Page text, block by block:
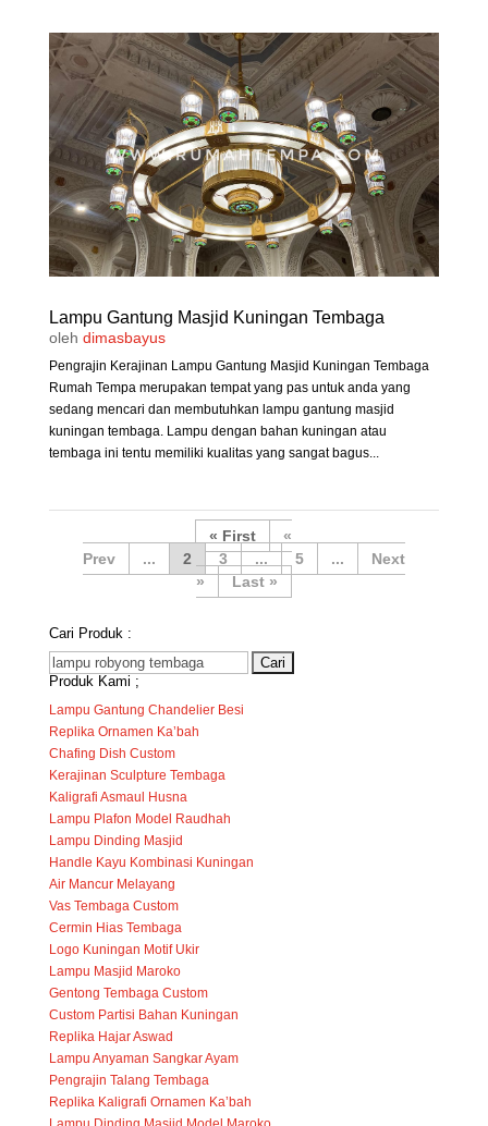
Lampu Gantung Masjid Kuningan Tembaga
oleh dimasbayus
Pengrajin Kerajinan Lampu Gantung Masjid Kuningan Tembaga
Rumah Tempa merupakan tempat yang pas untuk anda yang
sedang mencari dan membutuhkan lampu gantung masjid
kuningan tembaga. Lampu dengan bahan kuningan atau
tembaga ini tentu memiliki kualitas yang sangat bagus...
« First
«
...
2 3 ... 5
...
»
Last »
Cari Produk :
Cari
untuk:
Produk Kami ;
Lampu Gantung Chandelier Besi
Replika Ornamen Ka’bah
Chafing Dish Custom
Kerajinan Sculpture Tembaga
Kaligrafi Asmaul Husna
Lampu Plafon Model Raudhah
Lampu Dinding Masjid
Handle Kayu Kombinasi Kuningan
Air Mancur Melayang
Vas Tembaga Custom
Cermin Hias Tembaga
Logo Kuningan Motif Ukir
Lampu Masjid Maroko
Gentong Tembaga Custom
Custom Partisi Bahan Kuningan
Replika Hajar Aswad
Lampu Anyaman Sangkar Ayam
Pengrajin Talang Tembaga
Replika Kaligrafi Ornamen Ka’bah